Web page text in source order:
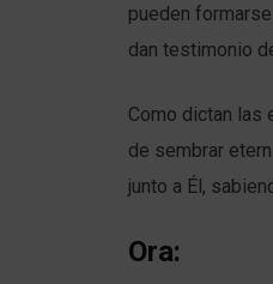
pueden
dan testimonio
Como dictan las
de sembrar
junto a Él,
Ora: